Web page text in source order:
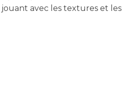
avec les textures et les